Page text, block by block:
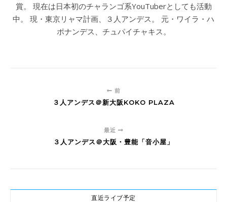
賞。 現在は日本初のチャランゴ系YouTuberとしても活動
中。 現・東京リャマ計画、３人アンデス。 元・ワイラ・ハ
ポナンデス、チュパイチャキス。
前
３人アンデス＠新大阪KOKO PLAZA
最近
３人アンデス＠大阪・豊能「音小屋」
直近ライブ予定